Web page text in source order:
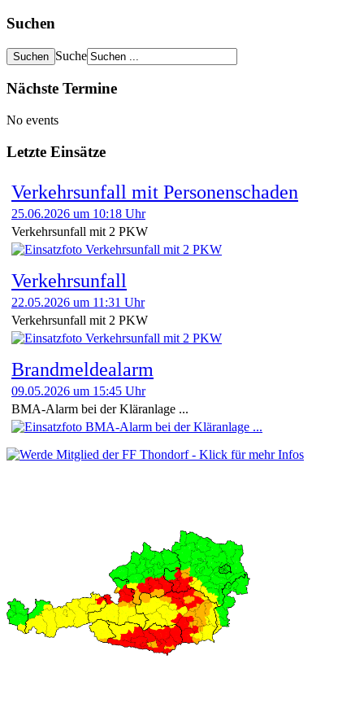
Suchen
Suche
Nächste Termine
No events
Letzte Einsätze
Verkehrsunfall mit Personenschaden
25.06.2026 um 10:18 Uhr
Verkehrsunfall mit 2 PKW
Verkehrsunfall
22.05.2026 um 11:31 Uhr
Verkehrsunfall mit 2 PKW
Brandmeldealarm
09.05.2026 um 15:45 Uhr
BMA-Alarm bei der Kläranlage ...